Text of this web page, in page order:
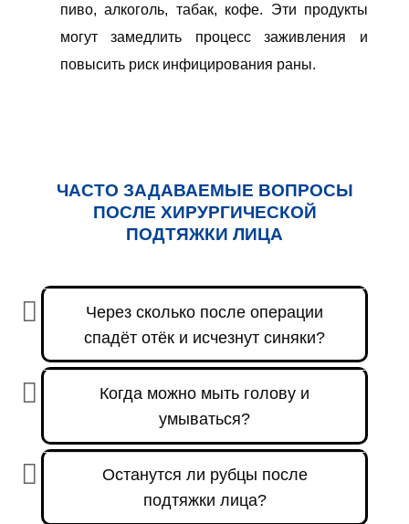
пиво, алкоголь, табак, кофе. Эти продукты
могут замедлить процесс заживления и
повысить риск инфицирования раны.
ЧАСТО ЗАДАВАЕМЫЕ ВОПРОСЫ
ПОСЛЕ ХИРУРГИЧЕСКОЙ
ПОДТЯЖКИ ЛИЦА
Через сколько после операции
спадёт отёк и исчезнут синяки?
Когда можно мыть голову и
умываться?
Останутся ли рубцы после
подтяжки лица?